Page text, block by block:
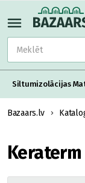
Siltumizolācijas
Bazaars.lv